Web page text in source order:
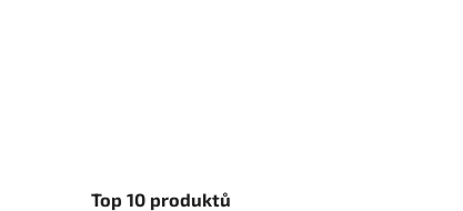
Top 10 produktů